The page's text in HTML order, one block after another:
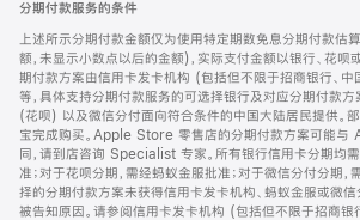
窗
口
中
打
开)
分期付款服务的条件
上述所示分期付款金额仅为使用特定期数免息分期付款估
额，未显示小数点以后的金额)，实际支付金额以银行、花呗
期付款方案由信用卡发卡机构 (包括但不限于招商银行、中
等，具体支持分期付款服务的可选择银行及对应分期付款
(花呗) 以及微信分付面向符合条件的中国大陆居民提供。
宝完成购买。Apple Store 零售店的分期付款方案可能
同，请到店咨询 Specialist 专家。所有银行信用卡分期均
准；对于花呗分期，需经蚂蚁金服批准；对于微信分付分期，
择的分期付款方案未获得信用卡发卡机构、蚂蚁金服或微
被告知原因。请参阅信用卡发卡机构 (包括但不限于招商银